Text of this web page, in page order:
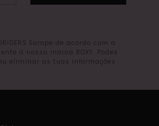
Europe de acordo com a
à nossa marca ROXY. Podes
eliminar as tuas informações